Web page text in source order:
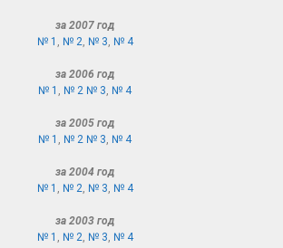
за 2007 год
№ 1
№ 2 № 3 № 4
за 2006 год
№ 1
№ 2 № 3 № 4
за 2005 год
№ 1
№ 2 № 3 № 4
за 2004 год
№ 1
№ 2 № 3 № 4
за 2003 год
№ 1
№ 2 № 3 № 4